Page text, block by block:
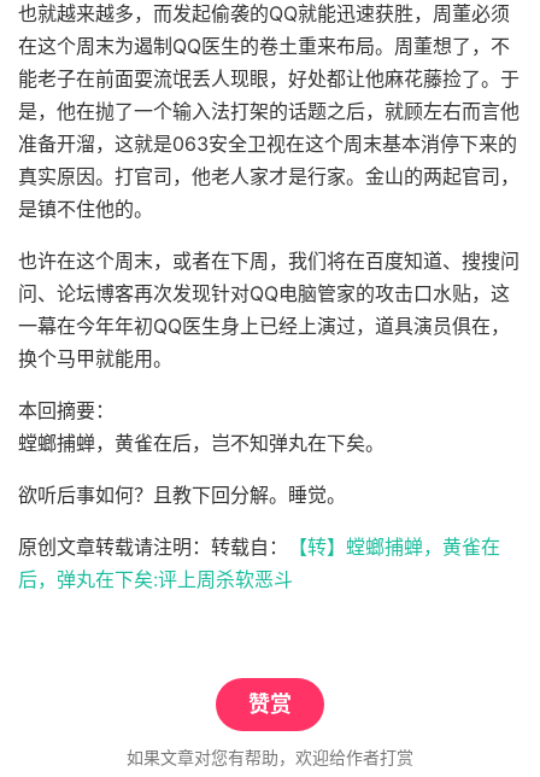
也就越来越多，而发起偷袭的QQ就能迅速获胜，周董必须
在这个周末为遏制QQ医生的卷土重来布局。周董想了，不
能老子在前面耍流氓丢人现眼，好处都让他麻花藤捡了。于
是，他在抛了一个输入法打架的话题之后，就顾左右而言他
准备开溜，这就是063安全卫视在这个周末基本消停下来的
真实原因。打官司，他老人家才是行家。金山的两起官司，
是镇不住他的。
也许在这个周末，或者在下周，我们将在百度知道、搜搜问
问、论坛博客再次发现针对QQ电脑管家的攻击口水贴，这
一幕在今年年初QQ医生身上已经上演过，道具演员俱在，
换个马甲就能用。
本回摘要：
螳螂捕蝉，黄雀在后，岂不知弹丸在下矣。
欲听后事如何？且教下回分解。睡觉。
原创文章转载请注明：转载自：
【转】螳螂捕蝉，黄雀在
后，弹丸在下矣:评上周杀软恶斗
赞赏
如果文章对您有帮助，欢迎给作者打赏